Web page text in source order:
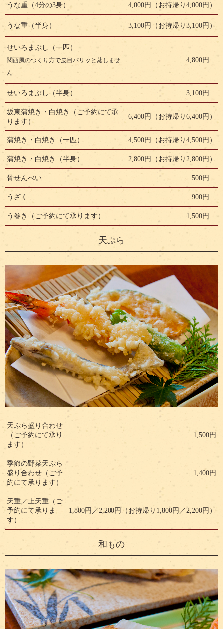
うな重（4分の3身） 4,000円（お持帰り4,000円）
うな重（半身） 3,100円（お持帰り3,100円）
せいろまぶし（一匹）
関西風のつくり方で皮目パリッと蒸しませ
ん
4,800円
せいろまぶし（半身） 3,100円
坂東蒲焼き・白焼き（ご予約にて承
ります）
6,400円（お持帰り6,400円）
蒲焼き・白焼き（一匹） 4,500円（お持帰り4,500円）
蒲焼き・白焼き（半身） 2,800円（お持帰り2,800円）
骨せんべい 500円
うざく 900円
う巻き（ご予約にて承ります） 1,500円
天ぷら
天ぷら盛り合わせ
（ご予約にて承り
ます）
1,500円
季節の野菜天ぷら
盛り合わせ（ご予
約にて承ります）
1,400円
天重／上天重（ご
予約にて承りま
す）
1,800円／2,200円（お持帰り1,800円／2,200円）
和もの